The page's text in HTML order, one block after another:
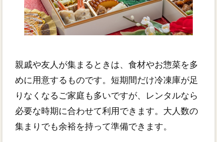
親戚や友人が集まるときは、食材やお惣菜を多
めに用意するものです。短期間だけ冷凍庫が足
りなくなるご家庭も多いですが、レンタルなら
必要な時期に合わせて利用できます。大人数の
集まりでも余裕を持って準備できます。